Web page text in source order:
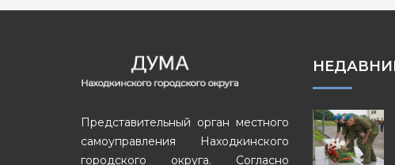
Представительный орган местного
самоуправления Находкинского
городского округа. Согласно